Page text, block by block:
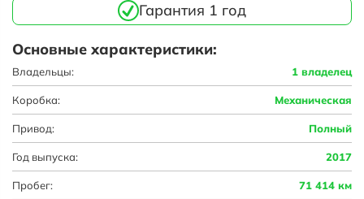
Гарантия 1 год
Основные характеристики:
Владельцы: 1 владелец
Коробка: Механическая
Привод: Полный
Год выпуска: 2017
Пробег: 71 414 км